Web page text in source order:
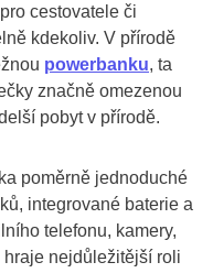
cestovatele či
kdekoliv. V přírodě
powerbanku, ta
značně omezenou
pobyt v přírodě.
poměrně jednoduché
integrované baterie a
telefonu, kamery,
nejdůležitější roli